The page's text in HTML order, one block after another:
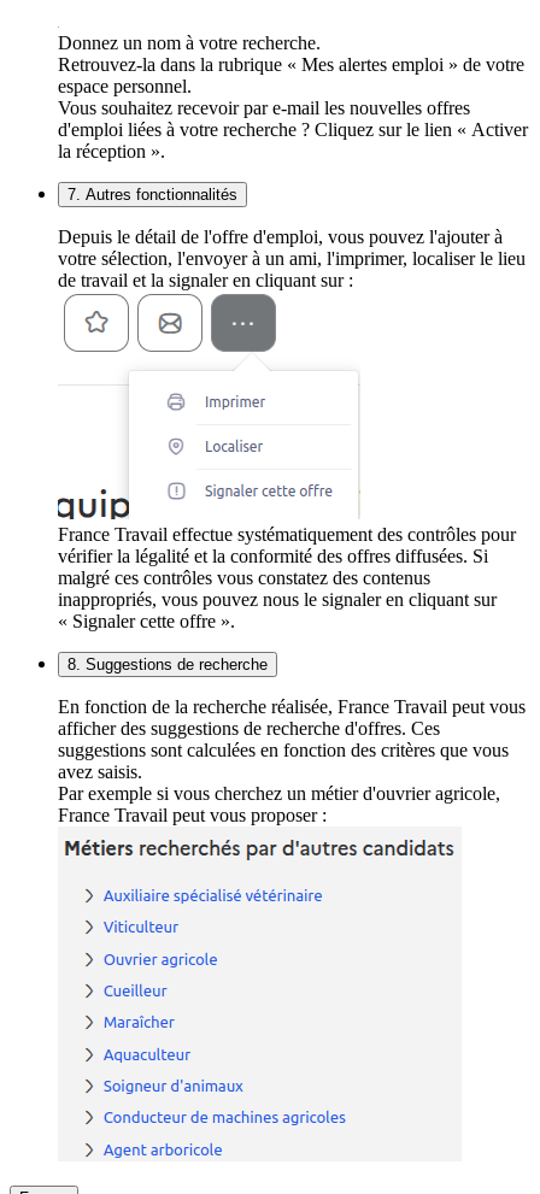
Donnez un nom à votre recherche.
Retrouvez-la dans la rubrique « Mes alertes emploi » de votre
espace personnel.
Vous souhaitez recevoir par e-mail les nouvelles offres
d'emploi liées à votre recherche ? Cliquez sur le lien « Activer
la réception ».
7. Autres fonctionnalités
Depuis le détail de l'offre d'emploi, vous pouvez l'ajouter à
votre sélection, l'envoyer à un ami, l'imprimer, localiser le lieu
de travail et la signaler en cliquant sur :
France Travail effectue systématiquement des contrôles pour
vérifier la légalité et la conformité des offres diffusées. Si
malgré ces contrôles vous constatez des contenus
inappropriés, vous pouvez nous le signaler en cliquant sur
« Signaler cette offre ».
8. Suggestions de recherche
En fonction de la recherche réalisée, France Travail peut vous
afficher des suggestions de recherche d'offres. Ces
suggestions sont calculées en fonction des critères que vous
avez saisis.
Par exemple si vous cherchez un métier d'ouvrier agricole,
France Travail peut vous proposer :